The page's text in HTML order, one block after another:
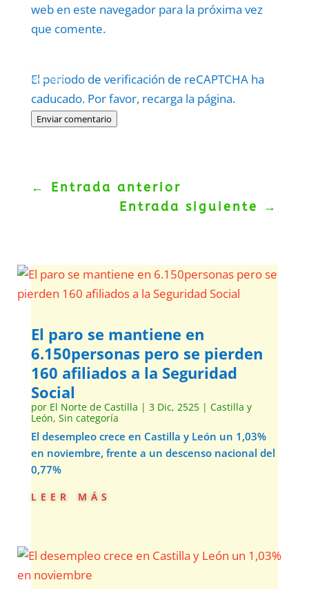
web en este navegador para la próxima vez
que comente.
El periodo de verificación de reCAPTCHA ha
caducado. Por favor, recarga la página.
Enviar comentario
Politica–Términos.
← Entrada anterior
Entrada siguiente
→
El paro se mantiene en
6.150personas pero se pierden
160 afiliados a la Seguridad
Social
por El Norte de Castilla | 3 Dic, 2525| Castilla y
León, Sin categoría
El desempleo crece en Castilla y León un 1,03%
en noviembre, frente a un descenso nacional del
0,77%
leer más